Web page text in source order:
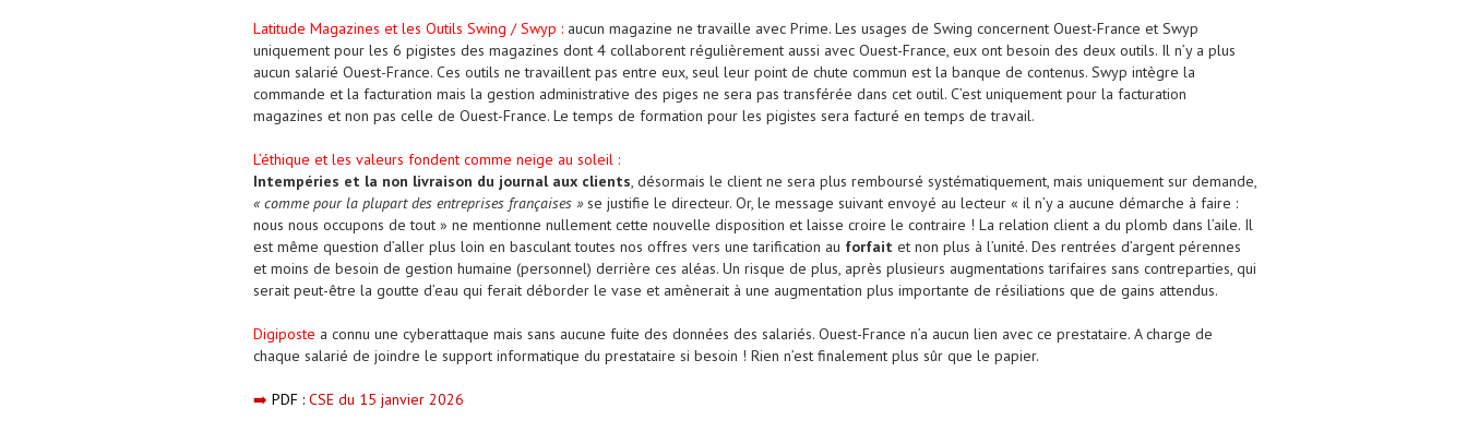
Latitude Magazines et les Outils Swing / Swyp : aucun magazine ne travaille avec Prime. Les usages de Swing concernent Ouest-France et Swyp
uniquement pour les 6 pigistes des magazines dont 4 collaborent régulièrement aussi avec Ouest-France, eux ont besoin des deux outils. Il n’y a plus
aucun salarié Ouest-France. Ces outils ne travaillent pas entre eux, seul leur point de chute commun est la banque de contenus. Swyp intègre la
commande et la facturation mais la gestion administrative des piges ne sera pas transférée dans cet outil. C’est uniquement pour la facturation
magazines et non pas celle de Ouest-France. Le temps de formation pour les pigistes sera facturé en temps de travail.
L’éthique et les valeurs fondent comme neige au soleil :
Intempéries et la non livraison du journal aux clients, désormais le client ne sera plus remboursé systématiquement, mais uniquement sur demande,
« comme pour la plupart des entreprises françaises »se justifie le directeur. Or, le message suivant envoyé au lecteur « il n’y a aucune démarche à faire :
nous nous occupons de tout » ne mentionne nullement cette nouvelle disposition et laisse croire le contraire ! La relation client a du plomb dans l’aile. Il
est même question d’aller plus loin en basculant toutes nos offres vers une tarification au forfait et non plus à l’unité. Des rentrées d’argent pérennes
et moins de besoin de gestion humaine (personnel) derrière ces aléas. Un risque de plus, après plusieurs augmentations tarifaires sans contreparties, qui
serait peut-être la goutte d’eau qui ferait déborder le vase et amènerait à une augmentation plus importante de résiliations que de gains attendus.
Digiposte a connu une cyberattaque mais sans aucune fuite des données des salariés. Ouest-France n’a aucun lien avec ce prestataire. A charge de
chaque salarié de joindre le support informatique du prestataire si besoin ! Rien n’est finalement plus sûr que le papier.
➡️ PDF : CSE du 15 janvier 2026